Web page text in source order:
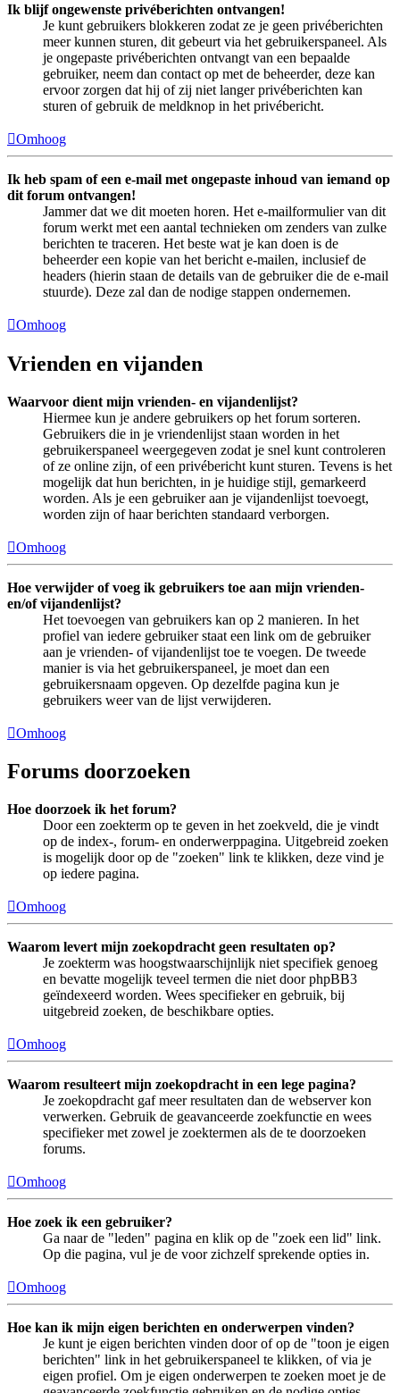
Ik blijf ongewenste privéberichten ontvangen!
Je kunt gebruikers blokkeren zodat ze je geen privéberichten
meer kunnen sturen, dit gebeurt via het gebruikerspaneel. Als
je ongepaste privéberichten ontvangt van een bepaalde
gebruiker, neem dan contact op met de beheerder, deze kan
ervoor zorgen dat hij of zij niet langer privéberichten kan
sturen of gebruik de meldknop in het privébericht.
Omhoog
Ik heb spam of een e-mail met ongepaste inhoud van iemand op
dit forum ontvangen!
Jammer dat we dit moeten horen. Het e-mailformulier van dit
forum werkt met een aantal technieken om zenders van zulke
berichten te traceren. Het beste wat je kan doen is de
beheerder een kopie van het bericht e-mailen, inclusief de
headers (hierin staan de details van de gebruiker die de e-mail
stuurde). Deze zal dan de nodige stappen ondernemen.
Omhoog
Vrienden en vijanden
Waarvoor dient mijn vrienden- en vijandenlijst?
Hiermee kun je andere gebruikers op het forum sorteren.
Gebruikers die in je vriendenlijst staan worden in het
gebruikerspaneel weergegeven zodat je snel kunt controleren
of ze online zijn, of een privébericht kunt sturen. Tevens is het
mogelijk dat hun berichten, in je huidige stijl, gemarkeerd
worden. Als je een gebruiker aan je vijandenlijst toevoegt,
worden zijn of haar berichten standaard verborgen.
Omhoog
Hoe verwijder of voeg ik gebruikers toe aan mijn vrienden-
en/of vijandenlijst?
Het toevoegen van gebruikers kan op 2 manieren. In het
profiel van iedere gebruiker staat een link om de gebruiker
aan je vrienden- of vijandenlijst toe te voegen. De tweede
manier is via het gebruikerspaneel, je moet dan een
gebruikersnaam opgeven. Op dezelfde pagina kun je
gebruikers weer van de lijst verwijderen.
Omhoog
Forums doorzoeken
Hoe doorzoek ik het forum?
Door een zoekterm op te geven in het zoekveld, die je vindt
op de index-, forum- en onderwerppagina. Uitgebreid zoeken
is mogelijk door op de "zoeken" link te klikken, deze vind je
op iedere pagina.
Omhoog
Waarom levert mijn zoekopdracht geen resultaten op?
Je zoekterm was hoogstwaarschijnlijk niet specifiek genoeg
en bevatte mogelijk teveel termen die niet door phpBB3
geïndexeerd worden. Wees specifieker en gebruik, bij
uitgebreid zoeken, de beschikbare opties.
Omhoog
Waarom resulteert mijn zoekopdracht in een lege pagina?
Je zoekopdracht gaf meer resultaten dan de webserver kon
verwerken. Gebruik de geavanceerde zoekfunctie en wees
specifieker met zowel je zoektermen als de te doorzoeken
forums.
Omhoog
Hoe zoek ik een gebruiker?
Ga naar de "leden" pagina en klik op de "zoek een lid" link.
Op die pagina, vul je de voor zichzelf sprekende opties in.
Omhoog
Hoe kan ik mijn eigen berichten en onderwerpen vinden?
Je kunt je eigen berichten vinden door of op de "toon je eigen
berichten" link in het gebruikerspaneel te klikken, of via je
eigen profiel. Om je eigen onderwerpen te zoeken moet je de